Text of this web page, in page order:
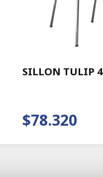
SILLON TULIP
$78.320